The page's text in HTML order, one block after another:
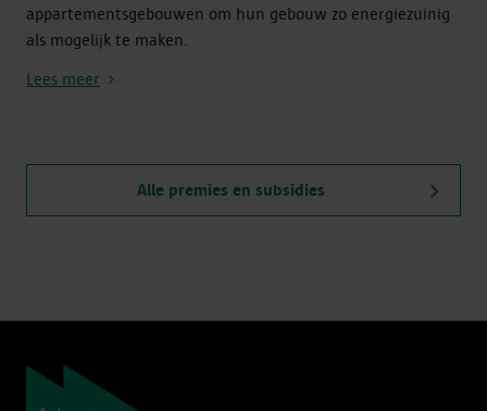
appartementsgebouwen om hun gebouw zo energiezuinig
als mogelijk te maken.
Lees meer
Alle premies en subsidies
Navigatie